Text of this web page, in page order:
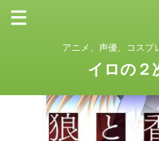
アニメ、声優、コスプ
イロの２